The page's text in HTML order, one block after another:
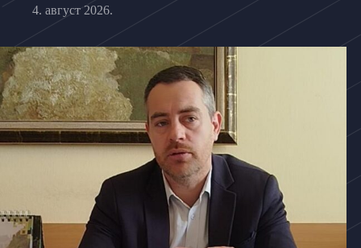
4. август 2026.